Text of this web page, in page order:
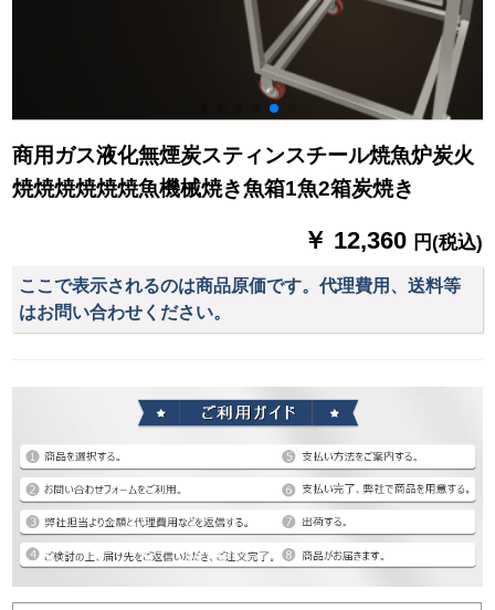
商用ガス液化無煙炭スティンスチール焼魚炉炭火
焼焼焼焼焼焼魚機械焼き魚箱1魚2箱炭焼き
￥ 12,360 円(税込)
ここで表示されるのは商品原価です。代理費用、送料等
はお問い合わせください。